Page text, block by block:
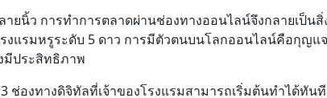
นิ้ว การทำการตลาดผ่านช่องทางออนไลน์จึงกลายเป็น
งแรมหรูระดับ 5 ดาว การมีตัวตนบนโลกออนไลน์คือกุญ
มีประสิทธิภาพ
ช่องทางดิจิทัลที่เจ้าของโรงแรมสามารถเริ่มต้นทำได้ทัน